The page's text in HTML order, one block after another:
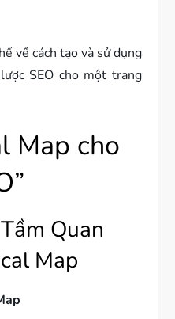
về cách tạo và sử dụng
SEO cho một trang
Map cho
Quan
Map